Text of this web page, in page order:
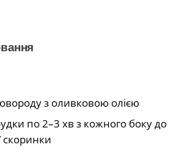
з оливковою олією
по 2–3 хв з кожного боку до
скоринки